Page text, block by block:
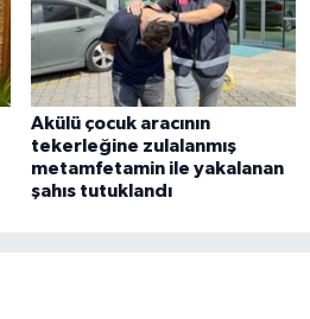
Akülü çocuk aracının
tekerleğine zulalanmış
metamfetamin ile yakalanan
şahıs tutuklandı